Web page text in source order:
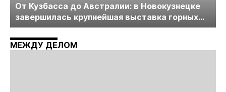
От Кузбасса до Австралии: в Новокузнецке
завершилась крупнейшая выставка горных
технологий «Недра России. Уголь России и
Майнинг»
МЕЖДУ ДЕЛОМ